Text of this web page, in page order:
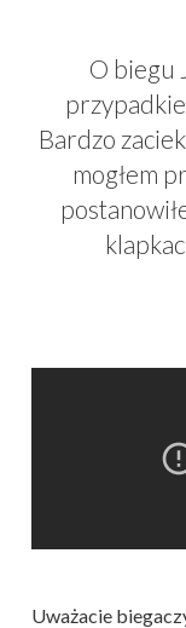
O biegu
Bardzo
mogłem
Uważacie